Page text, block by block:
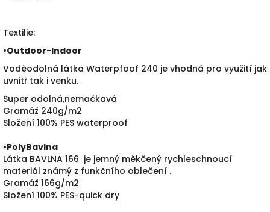
Textilie:
•Outdoor-Indoor
Voděodolná látka Waterpfoof 240 je vhodná pro využití jak
uvnitř tak i venku.
Super odolná,nemačkavá
Gramáž 240g/m2
Složení 100% PES waterproof
•PolyBavlna
Látka BAVLNA 166 je jemný měkčený rychleschnoucí
materiál známý z funkčního oblečení .
Gramáž 166g/m2
Složení 100% PES-quick dry